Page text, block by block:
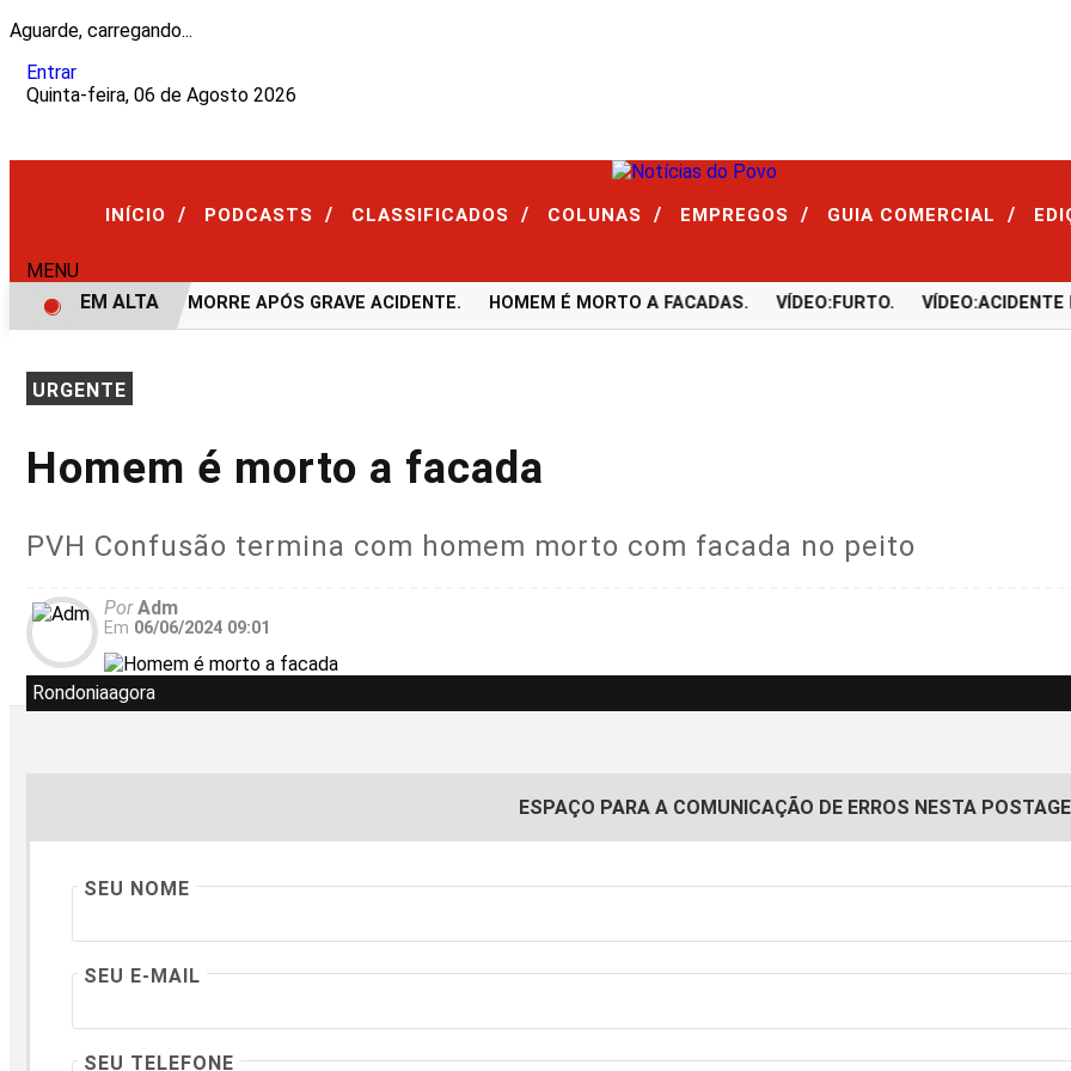
Aguarde, carregando...
Entrar
Quinta-feira, 06 de Agosto 2026
INÍCIO / PODCASTS / CLASSIFICADOS / COLUNAS / EMPREGOS / GUIA COMERCIAL /
MENU
VÍDEO: JOVEM MORRE APÓS GRAVE ACIDENTE. HOMEM É MORTO A FACADAS. VÍDEO:FURTO. VÍDEO:ACIDENTE
EM ALTA
URGENTE
Homem é morto a facada
PVH Confusão termina com homem morto com facada no peito
PorAdm
Em 06/06/2024 09:01
Rondoniaagora
ESPAÇO PARA A COMUNICAÇÃO DE ERROS NESTA
SEU NOME
SEU E-MAIL
SEU TELEFONE